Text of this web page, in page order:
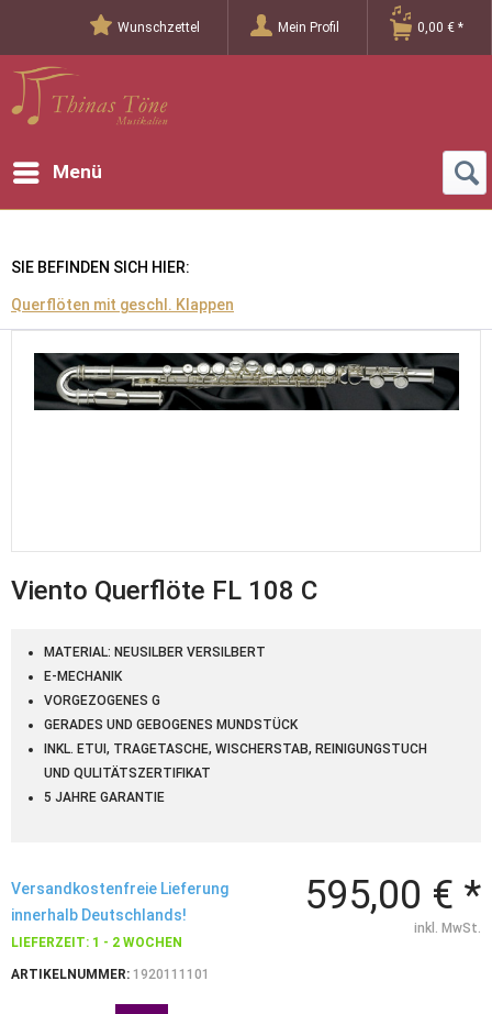
Wunschzettel Mein Profil 0,00 € *
Menü
SIE BEFINDEN SICH HIER:
Querflöten mit geschl. Klappen
Viento Querflöte FL 108 C
MATERIAL: NEUSILBER VERSILBERT
E-MECHANIK
VORGEZOGENES G
GERADES UND GEBOGENES MUNDSTÜCK
INKL. ETUI, TRAGETASCHE, WISCHERSTAB, REINIGUNGSTUCH
UND QULITÄTSZERTIFIKAT
5 JAHRE GARANTIE
Versandkostenfreie Lieferung
innerhalb Deutschlands!
LIEFERZEIT: 1 - 2 WOCHEN
ARTIKELNUMMER: 1920111101
595,00 € *
inkl. MwSt.